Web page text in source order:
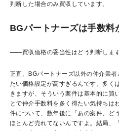
判断した場合のみ買収しています。
BGパートナーズは手数料
――買収価格の妥当性はどう判断しま
正直、 BGパートナーズ以外の仲介業
たい価格設定が高すぎるんです。多く
きますが、そういう案件は基本的に買
とで仲介手数料を多く得たい気持ちは
件について、数年後に「あの案件、ど
ほとんど売れてないんですよ。結局、